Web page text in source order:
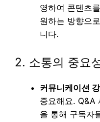
영하여 콘텐츠
원하는 방향으
니다.
2. 소통의 중요
커뮤니케이션
중요해요. Q&A
을 통해 구독자